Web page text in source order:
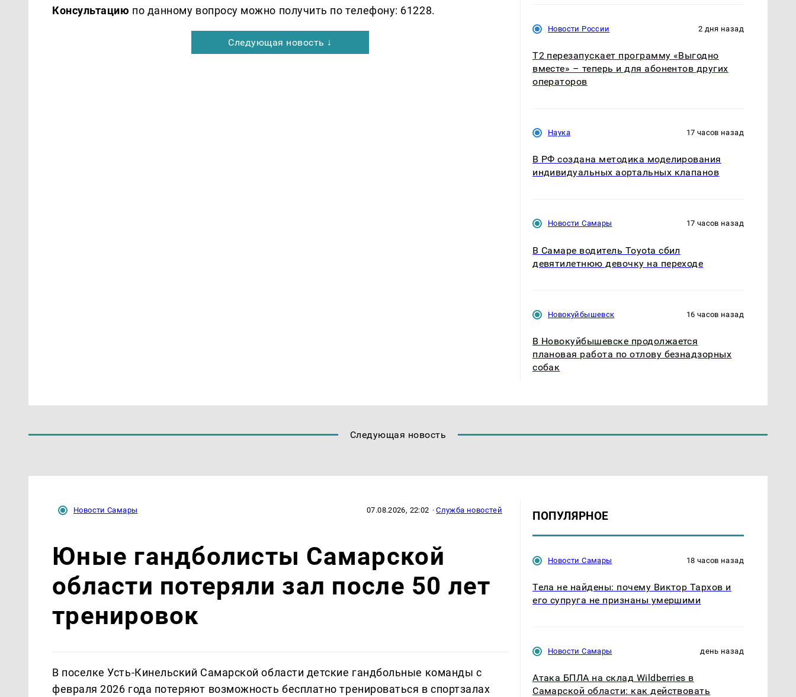
Консультацию по данному вопросу можно получить по телефону: 61228.
Следующая новость ↓
Новости России 2 дня назад
Т2 перезапускает программу «Выгодно
вместе» – теперь и для абонентов других
операторов
Наука 17 часов назад
В РФ создана методика моделирования
индивидуальных аортальных клапанов
Новости Самары 17 часов назад
В Самаре водитель Toyota сбил
девятилетнюю девочку на переходе
Новокуйбышевск 16 часов назад
В Новокуйбышевске продолжается
плановая работа по отлову безнадзорных
собак
Следующая новость
Новости Самары 07.08.2026, 22:02 ·Служба новостей
Юные гандболисты Самарской
области потеряли зал после 50 лет
тренировок
В поселке Усть-Кинельский Самарской области детские гандбольные команды с
февраля 2026 года потеряют возможность бесплатно тренироваться в спортзалах
ПОПУЛЯРНОЕ
Новости Самары 18 часов назад
Тела не найдены: почему Виктор Тархов и
его супруга не признаны умершими
Новости Самары день назад
Атака БПЛА на склад Wildberries в
Самарской области: как действовать